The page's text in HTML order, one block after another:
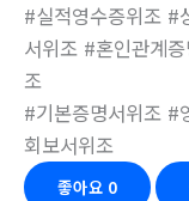
#실적영수증위조 #
서위조 #혼인관계
조
#기본증명서위조 #
회보서위조
좋아요 0